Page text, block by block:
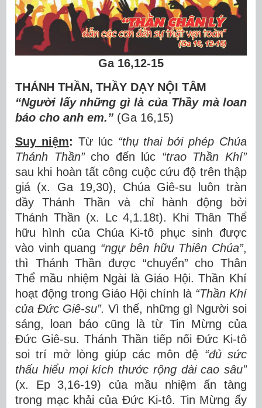
Ga 16,12-15
THÁNH THẦN, THẦY DẠY NỘI TÂM
“Người lấy những gìlà của Thầy màloan
báo cho anh em.” (Ga 16,15)
Suy niệm: Từ lúc “thụthai bởi phép Chúa
Thánh Thần”cho đến lúc “trao Thần Khí”
sau khi hoàn tất công cuộc cứu độ trên thập
giá (x. Ga 19,30), Chúa Giê-su luôn tràn
đầy Thánh Thần và chỉ hành động bởi
Thánh Thần (x. Lc 4,1.18t). Khi Thân Thể
hữu hình của Chúa Ki-tô phục sinh được
vào vinh quang “ngựbên hữu Thiên Chúa”,
thì Thánh Thần được “chuyển” cho Thân
Thể mầu nhiệm Ngài là Giáo Hội. Thần Khí
hoạt động trong Giáo Hội chính là “Thần Khí
của Đức Giê-su”. Vì thế, những gì Người soi
sáng, loan báo cũng là từ Tin Mừng của
Đức Giê-su. Thánh Thần tiếp nối Đức Ki-tô
soi trí mở lòng giúp các môn đệ “đủsức
thấu hiểu mọi kích thước rộng dài cao sâu”
(x. Ep 3,16-19) của mầu nhiệm ẩn tàng
trong mạc khải của Đức Ki-tô. Tin Mừng ấy